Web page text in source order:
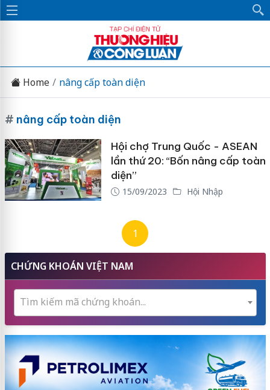
Home nâng cấp toàn diện
# nâng cấp toàn diện
Hội chợ Trung Quốc - ASEAN
lần thứ 20: “Bốn nâng cấp toàn
diện”
15/09/2023 Hội Nhập
1
CHỨNG KHOÁN VIỆT NAM
Tìm kiếm mã chứng khoán...